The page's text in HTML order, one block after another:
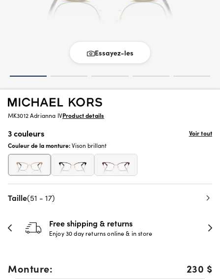
Essayez-les
MK3012 Adrianna IVProduct details
3 couleurs
Voir tout
Couleur de la monture:Vison brillant
Taille(51 - 17)
Free shipping & returns
Enjoy 30 day returns online & in store
Monture: 230 $